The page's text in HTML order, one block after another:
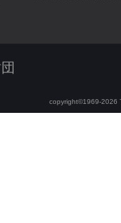
copyright©1969-2026